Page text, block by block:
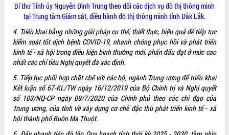
Rà soát, hoàn thiện hệ thống thiết chế
văn hóa, thể thao đáp ứng yêu cầu
phát triển mới
Thường trực HĐND tỉnh Đắk Lắk gặp
mặt Đoàn chuyên gia y tế TP. Hồ Chí
Minh
Lễ truy điệu và an táng hài cốt liệt sĩ
tại Nghĩa trang Liệt sĩ xã Sơn Hòa
Bàn giải pháp tháo gỡ khó khăn trong
xuất khẩu sầu riêng và triển khai quy
định EUDR
Thứ trưởng Bộ Nông nghiệp và Môi
LIÊN KẾT WEB
THỐNG KÊ TRUY CẬP
Hôm nay:
34172
Tất cả:
66079495
Bí thư Tỉnh ủy Nguyễn Đình Trung theo dõi các dịch vụ đô thị thông minh
tại Trung tâm Giám sát, điều hành đô thị thông minh tỉnh Đắk Lắk.
4. Triển khai bằng những giải pháp cụ thể, thiết thực, hiệu quả để tiếp tục
kiểm soát tốt dịch bệnh COVID-19, nhanh chóng phục hồi và phát triển
kinh tế - xã hội trong điều kiện bình thường mới, phấn đấu đạt ở mức cao
nhất các chỉ tiêu Nghị quyết đã xác định.
5. Tiếp tục phối hợp chặt chẽ với các bộ, ngành Trung ương để triển khai
Kết luận số 67-KL/TW ngày 16/12/2019 của Bộ Chính trị và Nghị quyết
số 103/NQ-CP ngày 09/7/2020 của Chính phủ theo các chỉ đạo của
Trung ương, của tỉnh về xây dựng cơ chế đặc thù phát triển kinh tế - xã
hội thành phố Buôn Ma Thuột.